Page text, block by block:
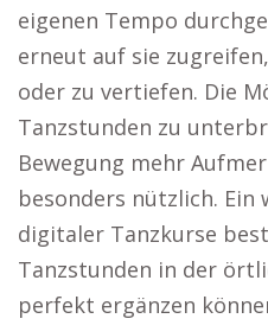
eigenen Tempo
erneut auf sie
oder zu vertiefen. Die
Tanzstunden zu
Bewegung mehr
besonders nützlich.
digitaler Tanzkurse
Tanzstunden in der
perfekt ergänzen